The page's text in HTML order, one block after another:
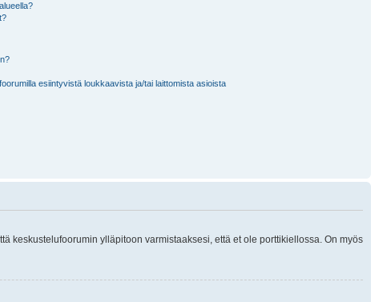
esiintyvistä loukkaavista ja/tai laittomista asioista
keskustelufoorumin ylläpitoon varmistaaksesi, että et ole porttikiellossa. On myös